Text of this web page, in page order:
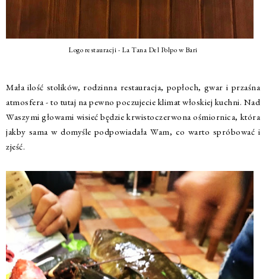
Logo restauracji - La Tana Del Polpo w Bari
Mała ilość stolików, rodzinna restauracja, popłoch, gwar i przaśna
atmosfera - to tutaj na pewno poczujecie klimat włoskiej kuchni. Nad
Waszymi głowami wisieć będzie krwistoczerwona ośmiornica, która
jakby sama w domyśle podpowiadała Wam, co warto spróbować i
zjeść.